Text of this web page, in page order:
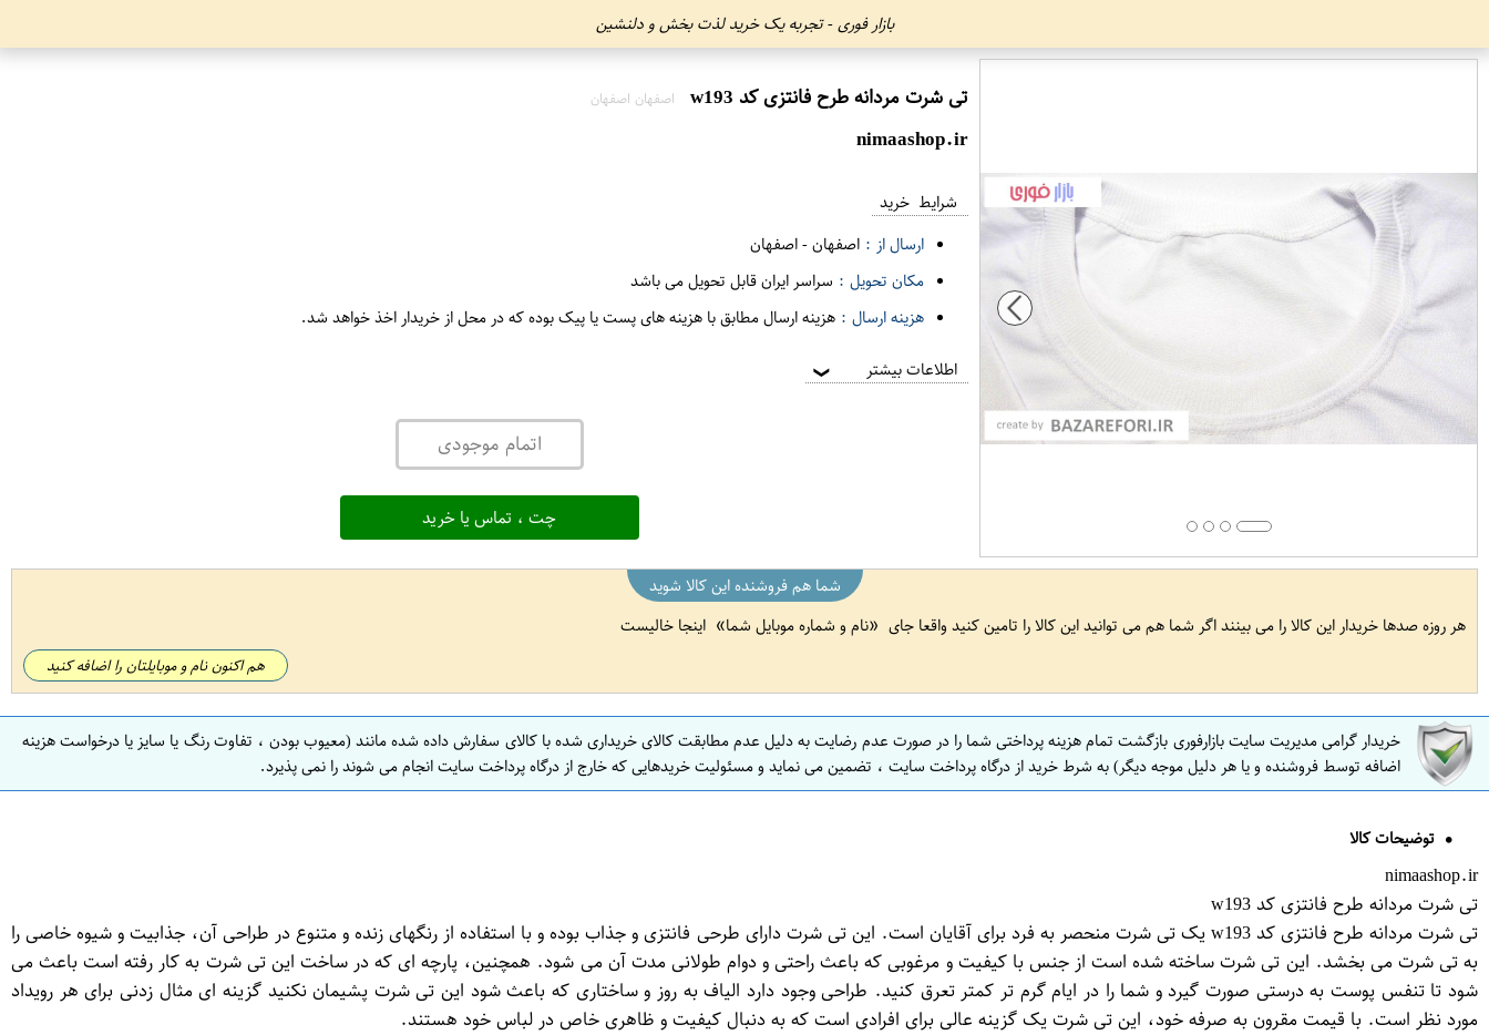
بازار فوری - تجربه یک خرید لذت بخش و دلنشین
تی شرت مردانه طرح فانتزی کد w193 اصفهان اصفهان
nimaashop.ir
شرایط خرید
ارسال از : اصفهان-اصفهان
مکان تحویل : سراسر ایران قابل تحویل می باشد
هزینه ارسال : هزینه ارسال مطابق با هزینه های پست یا پیک بوده که در محل از خریدار اخذ خواهد شد.
اطلاعات بیشتر ❯
اتمام موجودی
چت ، تماس یا خرید
شما هم فروشنده این کالا شوید
هر روزه صدها خریدار این کالا را می بینند اگر شما هم می توانید این کالا را تامین کنید واقعا جای
نام و شماره موبایل شما اینجا خالیست
هم اکنون نام و موبایلتان را اضافه کنید
خریدار گرامی مدیریت سایت بازارفوری بازگشت تمام هزینه پرداختی شما را در صورت عدم رضایت به دلیل عدم مطابقت کالای خریداری شده با کالای سفارش داده شده مانند (معیوب بودن ، تفاوت رنگ یا سایز یا درخواست هزینه
اضافه توسط فروشنده و یا هر دلیل موجه دیگر) به شرط خرید از درگاه پرداخت سایت ، تضمین می نماید و مسئولیت خریدهایی که خارج از درگاه پرداخت سایت انجام می شوند را نمی پذیرد.
توضیحات کالا
nimaashop.ir
تی شرت مردانه طرح فانتزی کد w193
تی شرت مردانه طرح فانتزی کد w193 یک تی شرت منحصر به فرد برای آقایان است. این تی شرت دارای طرحی فانتزی و جذاب بوده و با استفاده از رنگهای زنده و متنوع در طراحی آن، جذابیت و شیوه خاصی را
به تی شرت می بخشد. این تی شرت ساخته شده است از جنس با کیفیت و مرغوبی که باعث راحتی و دوام طولانی مدت آن می شود. همچنین، پارچه ای که در ساخت این تی شرت به کار رفته است باعث می
شود تا تنفس پوست به درستی صورت گیرد و شما را در ایام گرم تر کمتر تعرق کنید. طراحی وجود دارد الیاف به روز و ساختاری که باعث شود این تی شرت پشیمان نکنید گزینه ای مثال زدنی برای هر رویداد
مورد نظر است. با قیمت مقرون به صرفه خود، این تی شرت یک گزینه عالی برای افرادی است که به دنبال کیفیت و ظاهری خاص در لباس خود هستند.